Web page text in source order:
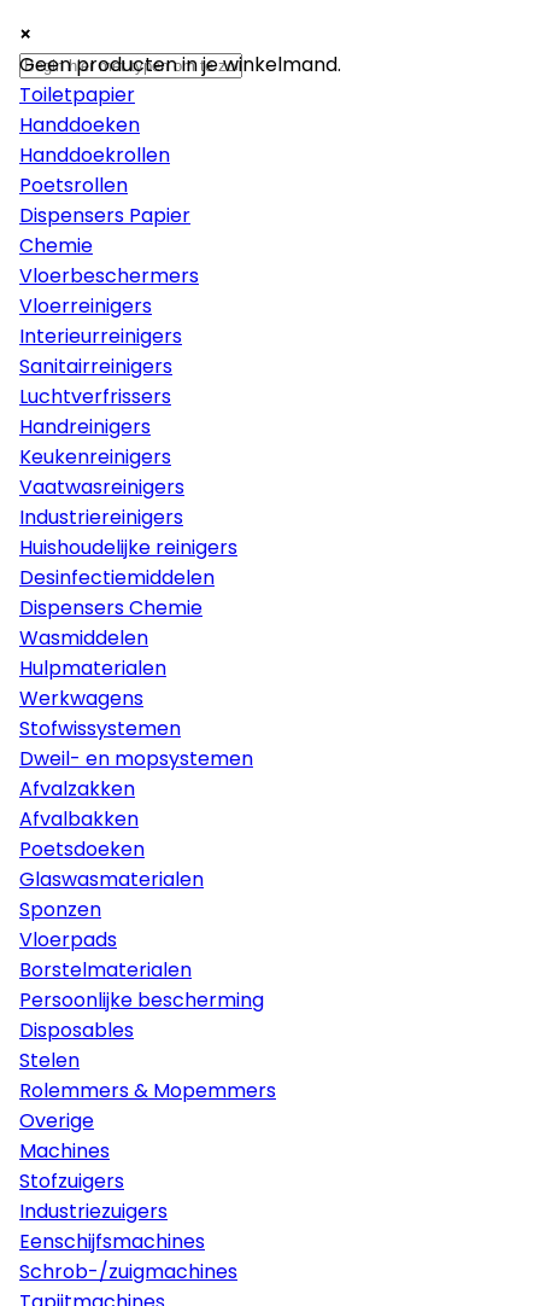
×
Papier
Toiletpapier
Handdoeken
Handdoekrollen
Poetsrollen
Dispensers Papier
Chemie
Vloerbeschermers
Vloerreinigers
Interieurreinigers
Sanitairreinigers
Luchtverfrissers
Handreinigers
Keukenreinigers
Vaatwasreinigers
Industriereinigers
Huishoudelijke reinigers
Desinfectiemiddelen
Dispensers Chemie
Wasmiddelen
Hulpmaterialen
Werkwagens
Stofwissystemen
Dweil- en mopsystemen
Afvalzakken
Afvalbakken
Poetsdoeken
Glaswasmaterialen
Sponzen
Vloerpads
Borstelmaterialen
Persoonlijke bescherming
Disposables
Stelen
Rolemmers & Mopemmers
Overige
Machines
Stofzuigers
Industriezuigers
Eenschijfsmachines
Schrob-/zuigmachines
×
×
Geen producten in je winkelmand.